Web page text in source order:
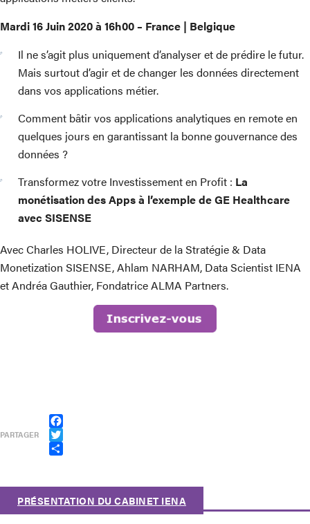
Mardi 16 Juin 2020 à 16h00 – France | Belgique
Il ne s’agit plus uniquement d’analyser et de prédire le futur.
Mais surtout d’agir et de changer les données directement
dans vos applications métier.
Comment bâtir vos applications analytiques en remote en
quelques jours en garantissant la bonne gouvernance des
données ?
Transformez votre Investissement en Profit : La
monétisation des Apps à l’exemple de GE Healthcare
avec SISENSE
Avec Charles HOLIVE, Directeur de la Stratégie & Data
Monetization SISENSE, Ahlam NARHAM, Data Scientist IENA
et Andréa Gauthier, Fondatrice ALMA Partners.
PARTAGER
Facebook
Twitter
Partager
PRÉSENTATION DU CABINET IENA